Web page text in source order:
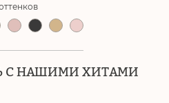
С НАШИМИ ХИТАМИ